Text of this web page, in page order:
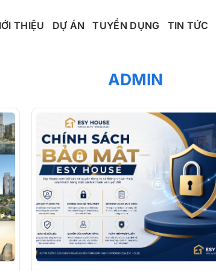
THIỆU DỰ ÁN TUYỂN DỤNG TIN TỨC
ADMIN